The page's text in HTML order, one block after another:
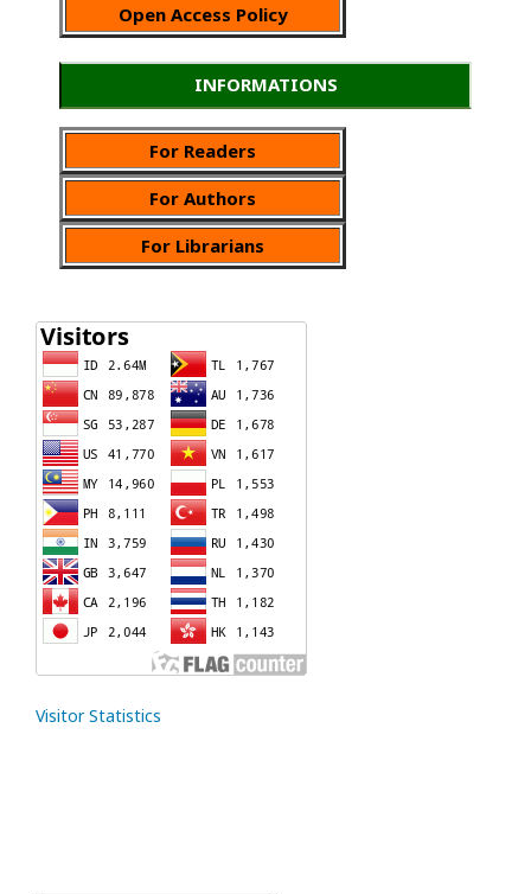
Open Access Policy
INFORMATIONS
For Readers
For Authors
For Librarians
Visitor Statistics